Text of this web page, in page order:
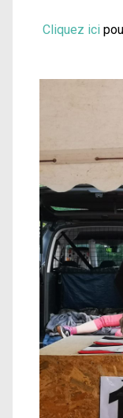
Cliquez ici